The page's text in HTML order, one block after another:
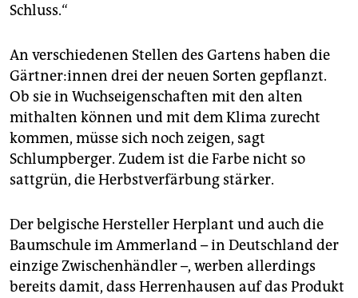
Schluss.“
An verschiedenen Stellen des Gartens haben die
Gärt­ne­r:in­nen drei der neuen Sorten gepflanzt.
Ob sie in Wuchseigenschaften mit den alten
mithalten können und mit dem Klima zurecht
kommen, müsse sich noch zeigen, sagt
Schlumpberger. Zudem ist die Farbe nicht so
sattgrün, die Herbstverfärbung stärker.
Der belgische Hersteller Herplant und auch die
Baumschule im Ammerland – in Deutschland der
einzige Zwischenhändler –, werben allerdings
bereits damit, dass Herrenhausen auf das Produkt